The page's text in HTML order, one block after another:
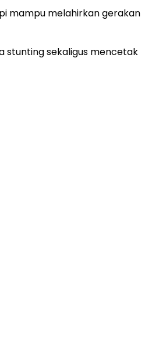
mampu melahirkan gerakan
stunting sekaligus mencetak